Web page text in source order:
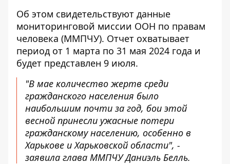
Об этом свидетельствуют данные
мониторинговой миссии ООН по правам
человека (ММПЧУ). Отчет охватывает
период от 1 марта по 31 мая 2024 года и
будет представлен 9 июля.
"В мае количество жертв среди
гражданского населения было
наибольшим почти за год, бои этой
весной принесли ужасные потери
гражданскому населению, особенно в
Харькове и Харьковской области", -
заявила глава ММПЧУ Даниэль Белль.